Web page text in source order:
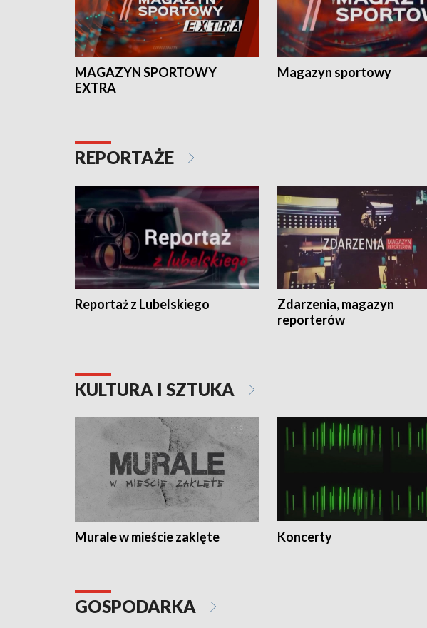
MAGAZYN SPORTOWY
EXTRA
Magazyn sportowy
REPORTAŻE
Reportaż z Lubelskiego
Zdarzenia, magazyn
reporterów
KULTURA I SZTUKA
Murale w mieście zaklęte Koncerty
GOSPODARKA